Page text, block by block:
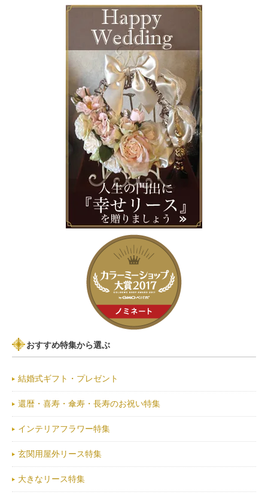
おすすめ特集から選ぶ
結婚式ギフト・プレゼント
還暦・喜寿・傘寿・長寿のお祝い特集
インテリアフラワー特集
玄関用屋外リース特集
大きなリース特集